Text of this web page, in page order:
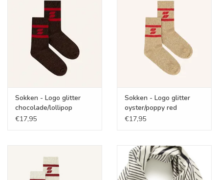
Sokken - Logo glitter
chocolade/lollipop
€17,95
Sokken - Logo glitter
oyster/poppy red
€17,95